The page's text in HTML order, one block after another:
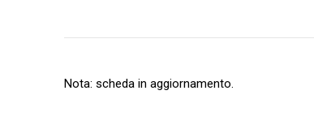
Nota: scheda in aggiornamento.